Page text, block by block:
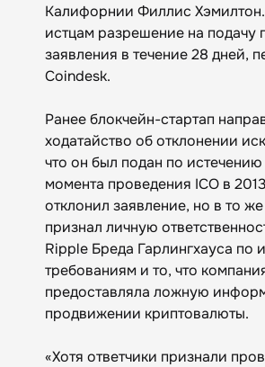
Калифорнии Филлис
истцам разрешение на подачу
заявления в течение 28 дней,
Coindesk.
Ранее блокчейн-стартап
ходатайство об отклонении
что он был подан по истечению
момента проведения ICO в
отклонил заявление, но в то
признал личную
Ripple Бреда Гарлингхауса по
требованиям и то, что
предоставляла ложную
продвижении криптовалюты.
«Хотя ответчики признали